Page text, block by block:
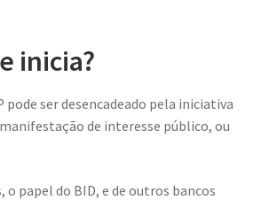
inicia?
pode ser desencadeado pela iniciativa
de interesse público, ou
o papel do BID, e de outros bancos